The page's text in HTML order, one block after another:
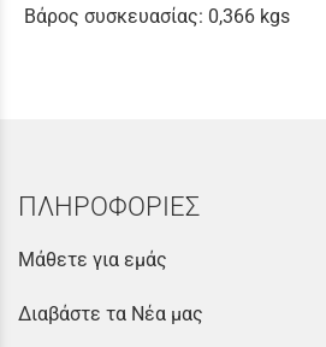
Βάρος συσκευασίας: 0,366 kgs
ΠΛΗΡΟΦΟΡΙΕΣ
Μάθετε για εμάς
Διαβάστε τα Νέα μας